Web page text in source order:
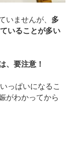
ませんが、 多
いることが多い
、要注意！
っぱいになるこ
がわかってから